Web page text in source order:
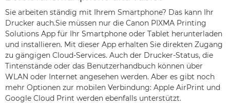
Sie arbeiten ständig mit Ihrem Smartphone? Das kann Ihr
Drucker auch.Sie müssen nur die Canon PIXMA Printing
Solutions App für Ihr Smartphone oder Tablet herunterladen
und installieren. Mit dieser App erhalten Sie direkten Zugang
zu gängigen Cloud-Services. Auch der Drucker-Status, die
Tintenstände oder das Benutzerhandbuch können über
WLAN oder Internet angesehen werden. Aber es gibt noch
mehr Optionen zur mobilen Verbindung: Apple AirPrint und
Google Cloud Print werden ebenfalls unterstützt.